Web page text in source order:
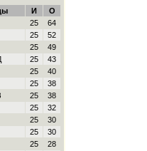
И
О
25
64
25
52
25
49
25
43
25
40
25
38
25
38
25
32
25
30
25
30
25
28